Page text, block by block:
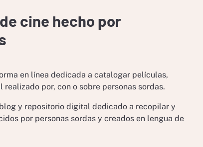
cine hecho por
en línea dedicada a catalogar películas,
realizado por, con o sobre personas sordas.
y repositorio digital dedicado a recopilar y
por personas sordas y creados en lengua de